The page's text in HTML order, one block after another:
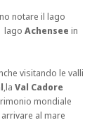
notare il lago
lago Achensee in
visitando le valli
,la Val Cadore
mondiale
al mare